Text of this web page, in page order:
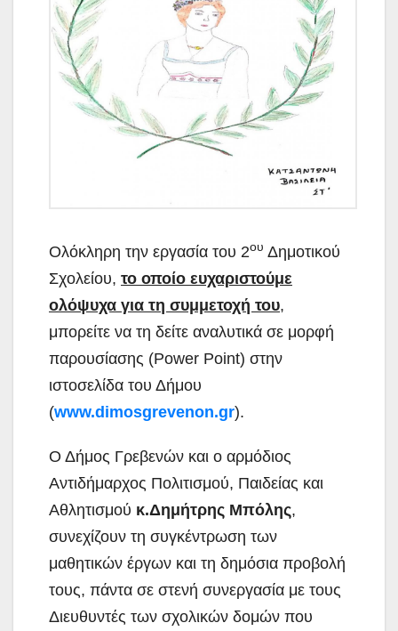
Ολόκληρη την εργασία του 2ου Δημοτικού
Σχολείου, το οποίο ευχαριστούμε
ολόψυχα για τη συμμετοχή του,
μπορείτε να τη δείτε αναλυτικά σε μορφή
παρουσίασης (Power Point) στην
ιστοσελίδα του Δήμου
(www.dimosgrevenon.gr).
Ο Δήμος Γρεβενών και ο αρμόδιος
Αντιδήμαρχος Πολιτισμού, Παιδείας και
Αθλητισμού κ.Δημήτρης Μπόλης,
συνεχίζουν τη συγκέντρωση των
μαθητικών έργων και τη δημόσια προβολή
τους, πάντα σε στενή συνεργασία με τους
Διευθυντές των σχολικών δομών που